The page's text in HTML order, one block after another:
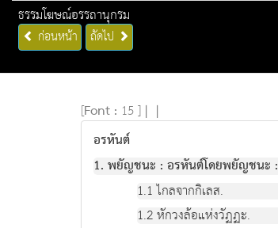
ธรรมโฆษณ์อรรถานุกรม
ก่อนหน้า ถัดไป
[Font : 15 ] | |
อรหันต์
1. พยัญชนะ : อรหันต์โดยพยัญชนะ :
1.1 ไกลจากกิเลส.
1.2 หักวงล้อแห่งวัฏฏะ.